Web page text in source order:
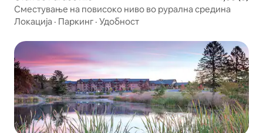
Сместување на повисоко ниво во рурална средина
Локација · Паркинг · Удобност